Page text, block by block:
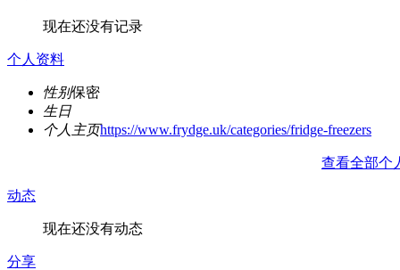
现在还没有记录
个人资料
性别保密
生日
个人主页https://www.frydge.uk/categories/fridge-freezers
查看全部个
动态
现在还没有动态
分享